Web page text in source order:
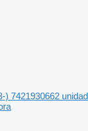
) 7421930662 unidad